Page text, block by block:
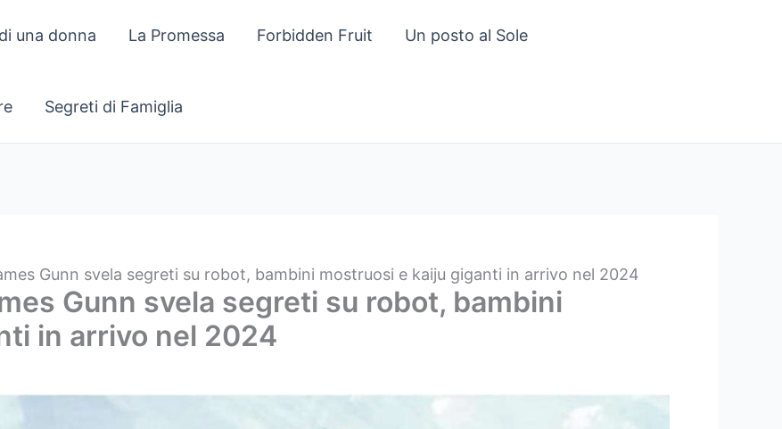
una donna La Promessa Forbidden Fruit Un posto al Sole
Segreti di Famiglia
Gunn svela segreti su robot, bambini mostruosi e kaiju giganti in arrivo nel 2024
Gunn svela segreti su robot, bambini
in arrivo nel 2024